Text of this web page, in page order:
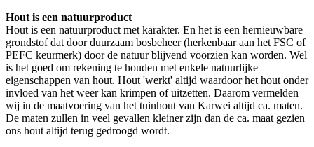
Hout is een natuurproduct
Hout is een natuurproduct met karakter. En het is een hernieuwbare
grondstof dat door duurzaam bosbeheer (herkenbaar aan het FSC of
PEFC keurmerk) door de natuur blijvend voorzien kan worden. Wel
is het goed om rekening te houden met enkele natuurlijke
eigenschappen van hout. Hout 'werkt' altijd waardoor het hout onder
invloed van het weer kan krimpen of uitzetten. Daarom vermelden
wij in de maatvoering van het tuinhout van Karwei altijd ca. maten.
De maten zullen in veel gevallen kleiner zijn dan de ca. maat gezien
ons hout altijd terug gedroogd wordt.